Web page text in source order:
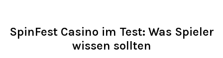
SpinFest Casino im Test: Was Spieler
wissen sollten